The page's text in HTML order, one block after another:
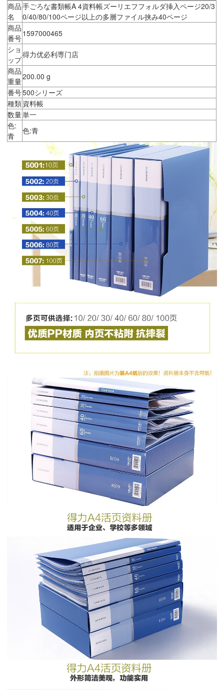
商品
名
手ごろな書類帳A 4資料帳ズーリエフフォルダ挿入ページ20/3
0/40/80/100ページ以上の多層ファイル挟み40ページ
商品
番号1597000465
ショ
ップ
得力优必利専门店
商品
重量200.00 g
番号500シリーズ
種類資料帳
数量単一
色:
青
色:青